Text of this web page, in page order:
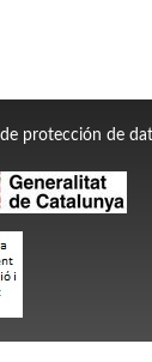
protección de